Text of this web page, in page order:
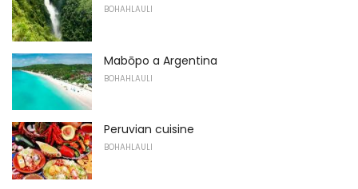
BOHAHLAULI
Mabōpo a Argentina
BOHAHLAULI
Peruvian cuisine
BOHAHLAULI